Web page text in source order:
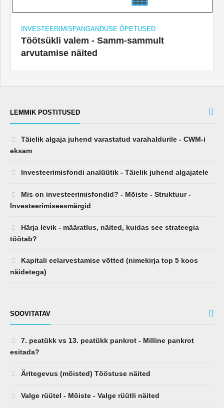
INVESTEERIMISPANGANDUSE ÕPETUSED
Töötsükli valem - Samm-sammult
arvutamise näited
LEMMIK POSTITUSED
Täielik algaja juhend varastatud varahaldurile - CWM-i
eksam
Investeerimisfondi analüütik - Täielik juhend algajatele
Mis on investeerimisfondid? - Mõiste - Struktuur -
Investeerimiseesmärgid
Härja levik - määratlus, näited, kuidas see strateegia
töötab?
Kapitali eelarvestamise võtted (nimekirja top 5 koos
näidetega)
SOOVITATAV
7. peatükk vs 13. peatükk pankrot - Milline pankrot
esitada?
Äritegevus (mõisted) Tööstuse näited
Valge rüütel - Mõiste - Valge rüütli näited